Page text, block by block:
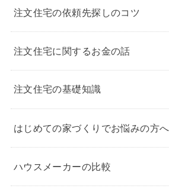
注文住宅の依頼先探しのコツ
注文住宅に関するお金の話
注文住宅の基礎知識
はじめての家づくりでお悩みの方へ
ハウスメーカーの比較